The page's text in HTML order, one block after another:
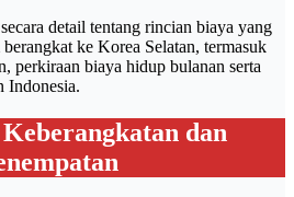
detail tentang rincian biaya yang
ke Korea Selatan, termasuk
perkiraan biaya hidup bulanan serta
Indonesia.
dan